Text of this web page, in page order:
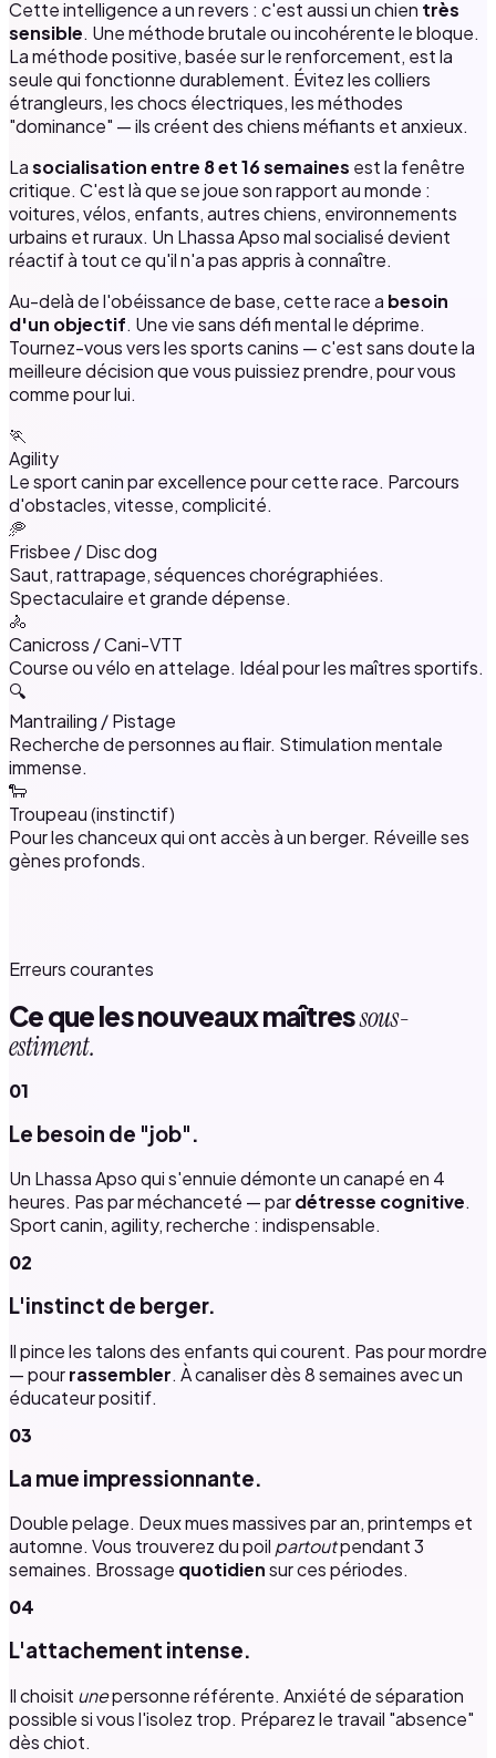
Cette intelligence a un revers : c'est aussi un chien très
sensible. Une méthode brutale ou incohérente le bloque.
La méthode positive, basée sur le renforcement, est la
seule qui fonctionne durablement. Évitez les colliers
étrangleurs, les chocs électriques, les méthodes
"dominance" — ils créent des chiens méfiants et anxieux.
Lasocialisation entre 8 et 16 semaines est la fenêtre
critique. C'est là que se joue son rapport au monde :
voitures, vélos, enfants, autres chiens, environnements
urbains et ruraux. Un Lhassa Apso mal socialisé devient
réactif à tout ce qu'il n'a pas appris à connaître.
Au-delà de l'obéissance de base, cette race a besoin
d'un objectif. Une vie sans défi mental le déprime.
Tournez-vous vers les sports canins — c'est sans doute la
meilleure décision que vous puissiez prendre, pour vous
comme pour lui.
🏃
Agility
Le sport canin par excellence pour cette race. Parcours
d'obstacles, vitesse, complicité.
🥏
Frisbee / Disc dog
Saut, rattrapage, séquences chorégraphiées.
Spectaculaire et grande dépense.
🚴
Canicross / Cani-VTT
Course ou vélo en attelage. Idéal pour les maîtres sportifs.
🔍
Mantrailing / Pistage
Recherche de personnes au flair. Stimulation mentale
immense.
🐑
Troupeau (instinctif)
Pour les chanceux qui ont accès à un berger. Réveille ses
gènes profonds.
Erreurs courantes
Ce que les nouveaux maîtressous-
estiment.
01
Le besoin de "job".
Un Lhassa Apso qui s'ennuie démonte un canapé en 4
heures. Pas par méchanceté — pardétresse cognitive.
Sport canin, agility, recherche : indispensable.
02
L'instinct de berger.
Il pince les talons des enfants qui courent. Pas pour mordre
— pourrassembler. À canaliser dès 8 semaines avec un
éducateur positif.
03
La mue impressionnante.
Double pelage. Deux mues massives par an, printemps et
automne. Vous trouverez du poil partoutpendant 3
semaines. Brossage quotidiensur ces périodes.
04
L'attachement intense.
Il choisit unepersonne référente. Anxiété de séparation
possible si vous l'isolez trop. Préparez le travail "absence"
dès chiot.